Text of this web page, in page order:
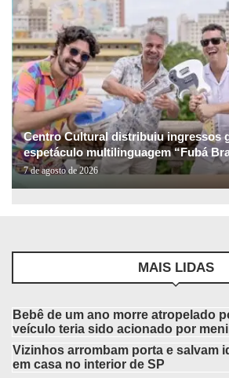
Centro Cultural distribuiu ingressos
espetáculo multilinguagem “Fubá
7 de agosto de 2026
MAIS LIDAS
Bebê de um ano morre atropelado
veículo teria sido acionado por
Vizinhos arrombam porta e salvam
em casa no interior de SP